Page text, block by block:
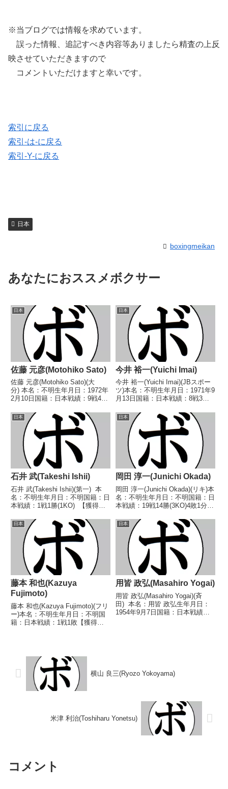
※当ブログでは情報を求めています。
誤った情報、追記すべき内容等ありましたら精査の上反
映させていただきますので
コメントいただけますと幸いです。
索引に戻る
索引-は-に戻る
索引-Y-に戻る
日本
boxingmeikan
あなたにおススメボクサー
日本
佐藤 元彦(Motohiko Sato)
佐藤 元彦(Motohiko Sato)(大
分) 本名：不明生年月日：1972年
2月10日国籍：日本戦績：9戦4勝
年度西部日本スーパーライト級新
人王 【戦歴】1990/07/22
●3RKO 清定 貢...
日本
今井 裕一(Yuichi Imai)
今井 裕一(Yuichi Imai)(JBスポー
ツ)本名：不明生年月日：1971年9
月13日国籍：日本戦績：8戦3勝
し【戦歴】1995/10/07
○2RKO 土橋 和将(ドラゴン船
橋)1996/01/0...
日本
石井 武(Takeshi Ishii)
石井 武(Takeshi Ishii)(第一) 本
名：不明生年月日：不明国籍：日
本戦績：1戦1勝(1KO) 【獲得タ
1947/05/10 ○1R棄権 古澤 完
一(成城) 【補足情報】・BoxRec
には選手情報の...
日本
岡田 淳一(Junichi Okada)
岡田 淳一(Junichi Okada)(リキ)本
名：不明生年月日：不明国籍：日
本戦績：19戦14勝(3KO)4敗1分
本スーパーライト級新人王【戦
歴】1963/05/14 ●4R判定 (採点
不明) 永原 政美...
日本
藤本 和也(Kazuya
Fujimoto)
藤本 和也(Kazuya Fujimoto)(フリ
ー)本名：不明生年月日：不明国
籍：日本戦績：1戦1敗【獲得タ
【補足情報】・BoxRecには...
日本
用皆 政弘(Masahiro Yogai)
用皆 政弘(Masahiro Yogai)(斉
田) 本名：用皆 政弘生年月日：
1954年9月7日国籍：日本戦績：
横山 良三(Ryozo Yokoyama)
米津 利治(Toshiharu Yonetsu)
コメント